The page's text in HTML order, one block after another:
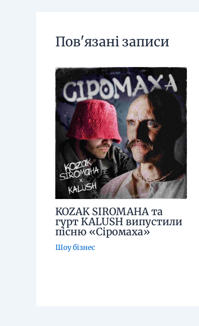
Пов'язані записи
KOZAK SIROMAHA та
гурт KALUSH випустили
пісню «Сіромаха»
Шоу бізнес